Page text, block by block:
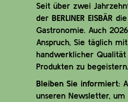
Seit über zwei
der BERLINER EISBÄR
Gastronomie. Auch
Anspruch, Sie täglich mit
handwerklicher Qualität
Produkten zu begeistern.
Bleiben Sie informiert:
unseren Newsletter, um